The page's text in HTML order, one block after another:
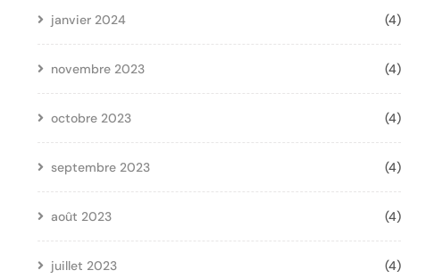
janvier 2024 (4)
novembre 2023 (4)
octobre 2023 (4)
septembre 2023 (4)
août 2023 (4)
juillet 2023 (4)